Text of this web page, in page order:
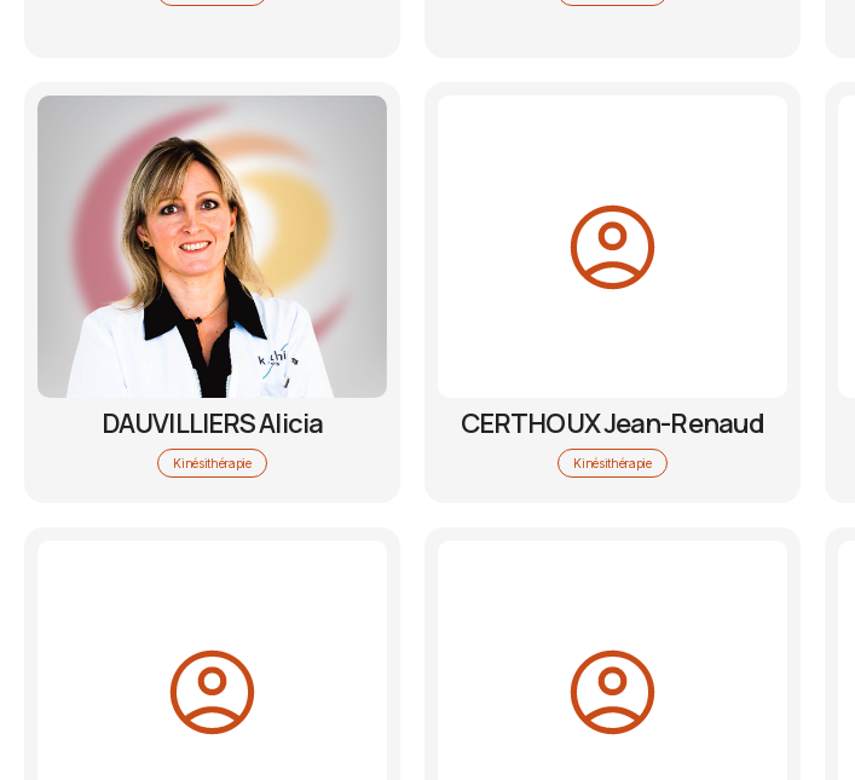
DAUVILLIERS Alicia
Kinésithérapie
CERTHOUX Jean-Renaud
Kinésithérapie